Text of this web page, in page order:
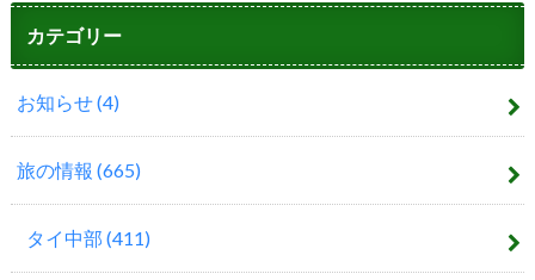
カテゴリー
お知らせ(4)
旅の情報 (665)
タイ中部 (411)